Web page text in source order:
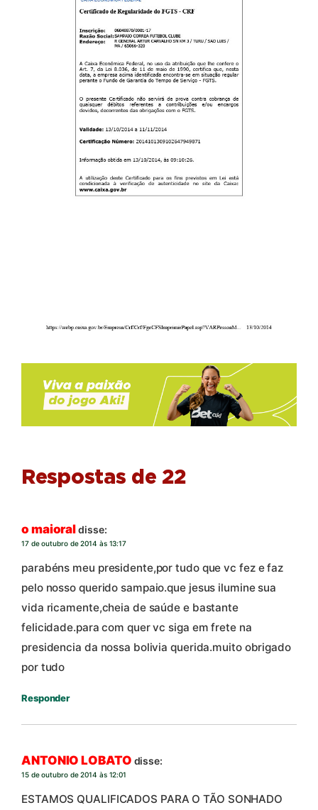
Respostas de 22
o maioraldisse:
17 de outubro de 2014 às 13:17
parabéns meu presidente,por tudo que vc fez e faz
pelo nosso querido sampaio.que jesus ilumine sua
vida ricamente,cheia de saúde e bastante
felicidade.para com quer vc siga em frete na
presidencia da nossa bolivia querida.muito obrigado
por tudo
Responder
ANTONIO LOBATO disse:
15 de outubro de 2014 às 12:01
ESTAMOS QUALIFICADOS PARA O TÃO SONHADO